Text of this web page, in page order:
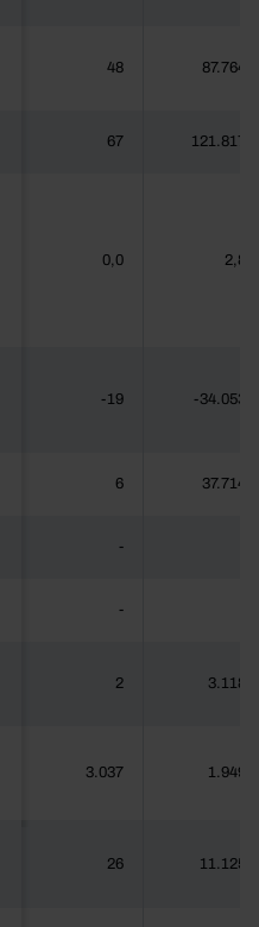
48 87.764
67 121.817
0,0 2,8
-19 -34.053
6 37.714
-
-
2 3.118
3.037 1.949
26 11.125